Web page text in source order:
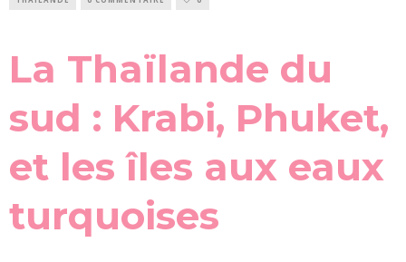
La Thaïlande du
sud : Krabi, Phuket,
et les îles aux eaux
turquoises